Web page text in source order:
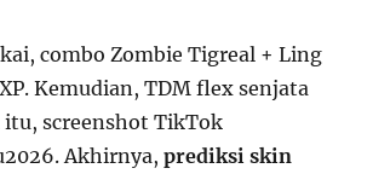
combo Zombie Tigreal + Ling
Kemudian, TDM flex senjata
itu, screenshot TikTok
Akhirnya,prediksi skin